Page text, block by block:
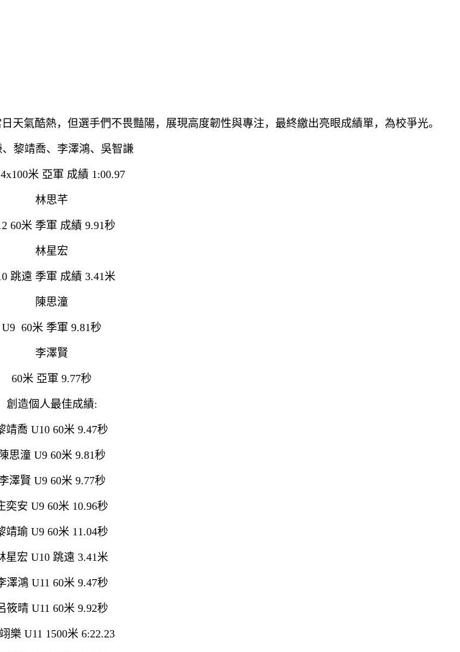
氣酷熱，但選手們不畏豔陽，展現高度韌性與專注，最終繳出亮眼成績單，為校爭光。
、黎靖喬、李澤鴻、吳智謙
米 亞軍 成績 1:00.97
林思芊
60米 季軍 成績 9.91秒
林星宏
跳遠 季軍 成績 3.41米
陳思潼
U9 60米 季軍 9.81秒
李澤賢
60米 亞軍 9.77秒
創造個人最佳成績:
靖喬 U10 60米 9.47秒
陳思潼 U9 60米 9.81秒
澤賢 U9 60米 9.77秒
奕安 U9 60米 10.96秒
靖瑜 U9 60米 11.04秒
星宏 U10 跳遠 3.41米
澤鴻 U11 60米 9.47秒
筱晴 U11 60米 9.92秒
樂 U11 1500米 6:22.23